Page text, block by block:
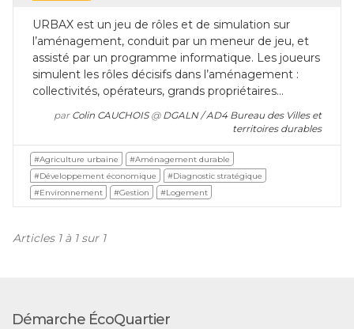
URBAX est un jeu de rôles et de simulation sur
l’aménagement, conduit par un meneur de jeu, et
assisté par un programme informatique. Les joueurs
simulent les rôles décisifs dans l’aménagement :
collectivités, opérateurs, grands propriétaires…
parColin CAUCHOIS @DGALN / AD4 Bureau des Villes et
territoires durables
#Agriculture urbaine
#Aménagement durable
#Développement économique
#Diagnostic stratégique
#Environnement
#Gestion #Logement
Articles 1 à 1 sur 1
Démarche ÉcoQuartier